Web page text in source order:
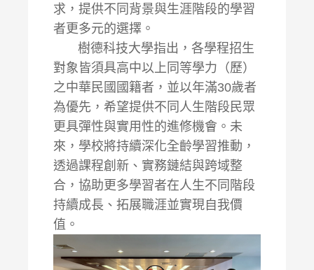
求，提供不同背景與生涯階段的學習
者更多元的選擇。
樹德科技大學指出，各學程招生
對象皆須具高中以上同等學力（歷）
之中華民國國籍者，並以年滿30歲者
為優先，希望提供不同人生階段民眾
更具彈性與實用性的進修機會。未
來，學校將持續深化全齡學習推動，
透過課程創新、實務鏈結與跨域整
合，協助更多學習者在人生不同階段
持續成長、拓展職涯並實現自我價
值。